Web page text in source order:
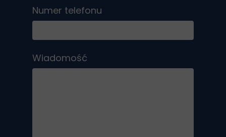
Numer telefonu
Wiadomość